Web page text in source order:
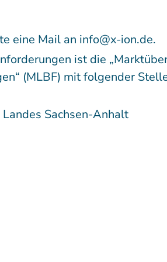
eine Mail an info@x-ion.de.
ist die
(MLBF) mit folgender
Sachsen-Anhalt